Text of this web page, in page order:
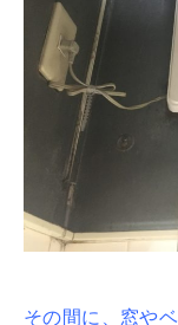
その間に、窓や